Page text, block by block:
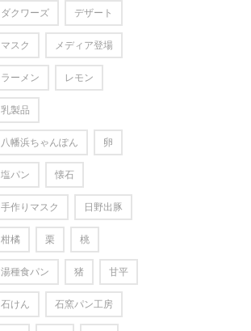
ダクワーズ デザート
マスク メディア登場
ラーメン レモン
乳製品
八幡浜ちゃんぽん 卵
塩パン 懐石
手作りマスク 日野出豚
柑橘 栗 桃
湯種食パン 猪 甘平
石けん 石窯パン工房